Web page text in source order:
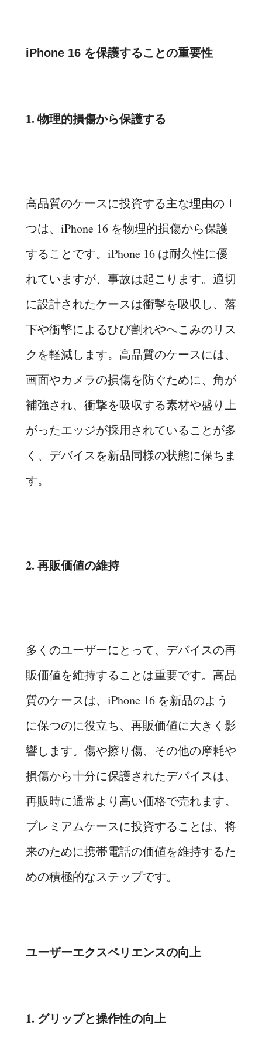
iPhone 16 を保護することの重要性
1. 物理的損傷から保護する
高品質のケースに投資する主な理由の 1
つは、iPhone 16 を物理的損傷から保護
することです。iPhone 16 は耐久性に優
れていますが、事故は起こります。適切
に設計されたケースは衝撃を吸収し、落
下や衝撃によるひび割れやへこみのリス
クを軽減します。高品質のケースには、
画面やカメラの損傷を防ぐために、角が
補強され、衝撃を吸収する素材や盛り上
がったエッジが採用されていることが多
く、デバイスを新品同様の状態に保ちま
す。
2. 再販価値の維持
多くのユーザーにとって、デバイスの再
販価値を維持することは重要です。高品
質のケースは、iPhone 16 を新品のよう
に保つのに役立ち、再販価値に大きく影
響します。傷や擦り傷、その他の摩耗や
損傷から十分に保護されたデバイスは、
再販時に通常より高い価格で売れます。
プレミアムケースに投資することは、将
来のために携帯電話の価値を維持するた
めの積極的なステップです。
ユーザーエクスペリエンスの向上
1. グリップと操作性の向上